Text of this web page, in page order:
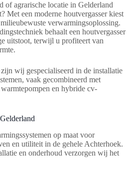
agrarische locatie in Gelderland
Met een moderne houtvergasser kiest
verwarmingsoplossing.
behaalt een houtvergasser
uitstoot, terwijl u profiteert van
zijn wij gespecialiseerd in de installatie
vaak gecombineerd met
en hybride cv-
op maat voor
en utiliteit in de gehele Achterhoek.
en onderhoud verzorgen wij het